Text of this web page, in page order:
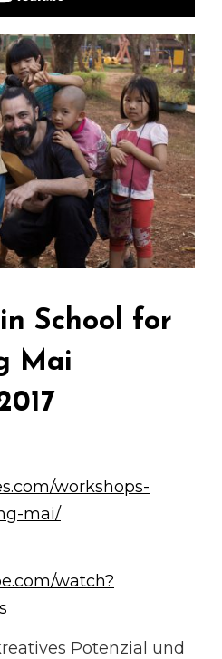
School for
Mai
workshops-
mai/
watch?
Potenzial und